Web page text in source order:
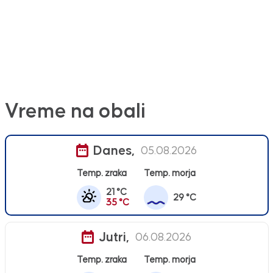
Vreme na obali
Danes, 05.08.2026
Temp. zraka
21 °C
35 °C
Temp. morja
29 °C
Jutri, 06.08.2026
Temp. zraka Temp. morja